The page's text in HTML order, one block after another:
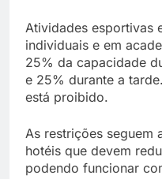
Atividades esportivas
individuais e em
25% da capacidade
e 25% durante a
está proibido.
As restrições seguem
hotéis que devem
podendo funcionar